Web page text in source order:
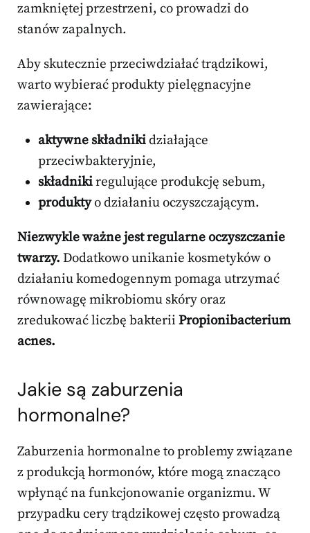
zamkniętej przestrzeni, co prowadzi do
stanów zapalnych.
Aby skutecznie przeciwdziałać trądzikowi,
warto wybierać produkty pielęgnacyjne
zawierające:
aktywne składnikidziałające
przeciwbakteryjnie,
składnikiregulujące produkcję sebum,
produktyo działaniu oczyszczającym.
Niezwykle ważne jest regularne oczyszczanie
twarzy. Dodatkowo unikanie kosmetyków o
działaniu komedogennym pomaga utrzymać
równowagę mikrobiomu skóry oraz
zredukować liczbę bakterii Propionibacterium
acnes.
Jakie są zaburzenia
hormonalne?
Zaburzenia hormonalne to problemy związane
z produkcją hormonów, które mogą znacząco
wpłynąć na funkcjonowanie organizmu. W
przypadku cery trądzikowej często prowadzą